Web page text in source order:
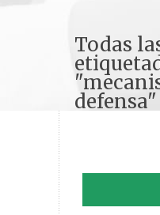
Todas
defensa"